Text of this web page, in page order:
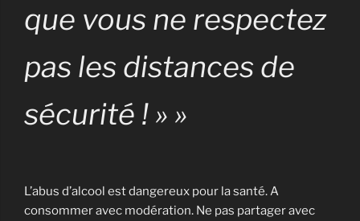
que vous ne respectez
pas les distances de
sécurité ! » »
L’abus d’alcool est dangereux pour la santé. A
consommer avec modération. Ne pas partager avec